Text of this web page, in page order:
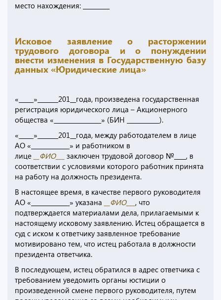
место нахождения: _________
Исковое заявление о расторжении
трудового договора и о понуждении
внести изменения в Государственную базу
данных «Юридические лица»
«_____»_______201__года, произведена государственная
регистрация юридического лица – Акционерного
общества «________________» (БИН ___________).
«_____»_______201__года, между работодателем в лице
АО «_____________» и работником в
лице
__ФИО___
заключен трудовой договор №____, в
соответствии с условиями которого работник принята
на работу на должность президента.
В настоящее время, в качестве первого руководителя
АО «_____________» указана
__ФИО___ , что
подтверждается материалами дела, прилагаемыми к
настоящему исковому заявлению. Истец обращается в
суд с иском к ответчику заявленное требование
мотивировано тем, что истец работала в должности
президента ответчика.
В последующем, истец обратился в адрес ответчика с
требованием уведомить органы юстиции о
произведенной смене первого руководителя, путем